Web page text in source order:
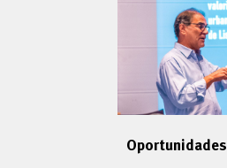
Oportunidades